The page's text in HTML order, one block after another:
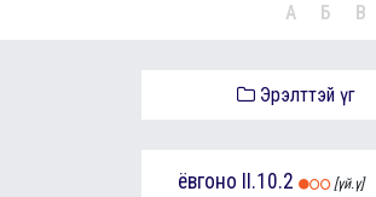
А Б В
Эрэлттэй үг
ёвгоно II.10.2 [үй.ү]